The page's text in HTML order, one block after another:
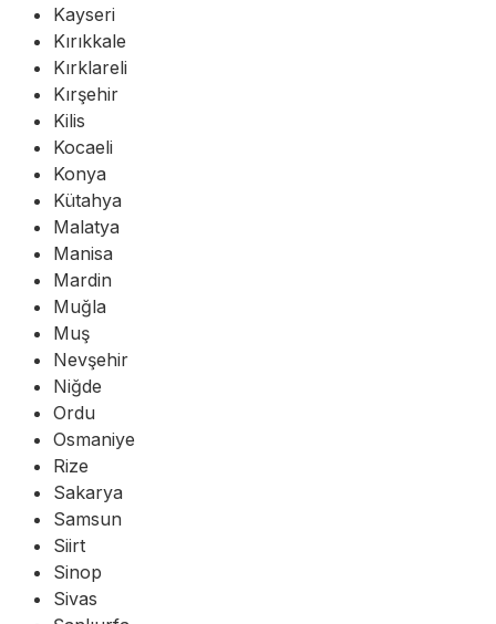
Kayseri
Kırıkkale
Kırklareli
Kırşehir
Kilis
Kocaeli
Konya
Kütahya
Malatya
Manisa
Mardin
Muğla
Muş
Nevşehir
Niğde
Ordu
Osmaniye
Rize
Sakarya
Samsun
Siirt
Sinop
Sivas